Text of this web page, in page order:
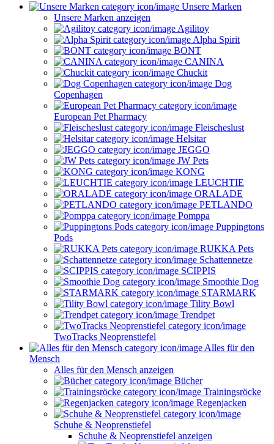
Unsere Marken
Unsere Marken anzeigen
Agilitoy
Alpha Spirit
BONT
CANINA
Chuckit
Dog
Copenhagen
European Pet Pharmacy
Fleischeslust
Helsitar
JEGGO
JW Pets
KONG
LEUCHTIE
ORALADE
PETLANDO
Pomppa
Puppingtons
Pods
RUKKA Pets
Schattennetze
SCIPPIS
Smoothie Dog
STARMARK
Tility Bowl
Trendpet
TwoTracks Neoprenstiefel
Alles für den
Mensch
Alles für den Mensch anzeigen
Bücher
Trainingsröcke
Regenjacken
Schuhe & Neoprenstiefel
Schuhe & Neoprenstiefel anzeigen